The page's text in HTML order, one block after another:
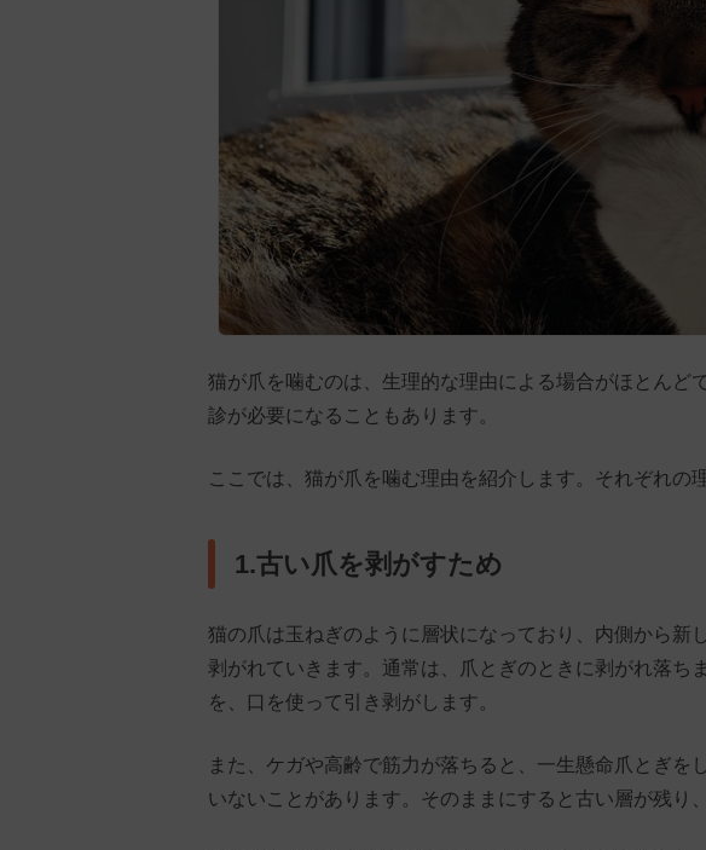
猫が爪を噛むのは、生理的な理由による場合がほとんど
診が必要になることもあります。
ここでは、猫が爪を噛む理由を紹介します。それぞれの
1.古い爪を剥がすため
猫の爪は玉ねぎのように層状になっており、内側から新
剥がれていきます。通常は、爪とぎのときに剥がれ落ち
を、口を使って引き剥がします。
また、ケガや高齢で筋力が落ちると、一生懸命爪とぎを
いないことがあります。そのままにすると古い層が残り